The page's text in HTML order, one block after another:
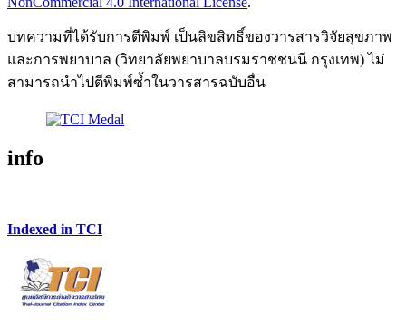
บทความที่ได้รับการตีพิมพ์ เป็นลิขสิทธิ์ของวารสารวิจัยสุขภาพ
และการพยาบาล (วิทยาลัยพยาบาลบรมราชชนนี กรุงเทพ) ไม่
สามารถนำไปตีพิมพ์ซ้ำในวารสารฉบับอื่น
info
Indexed in TCI